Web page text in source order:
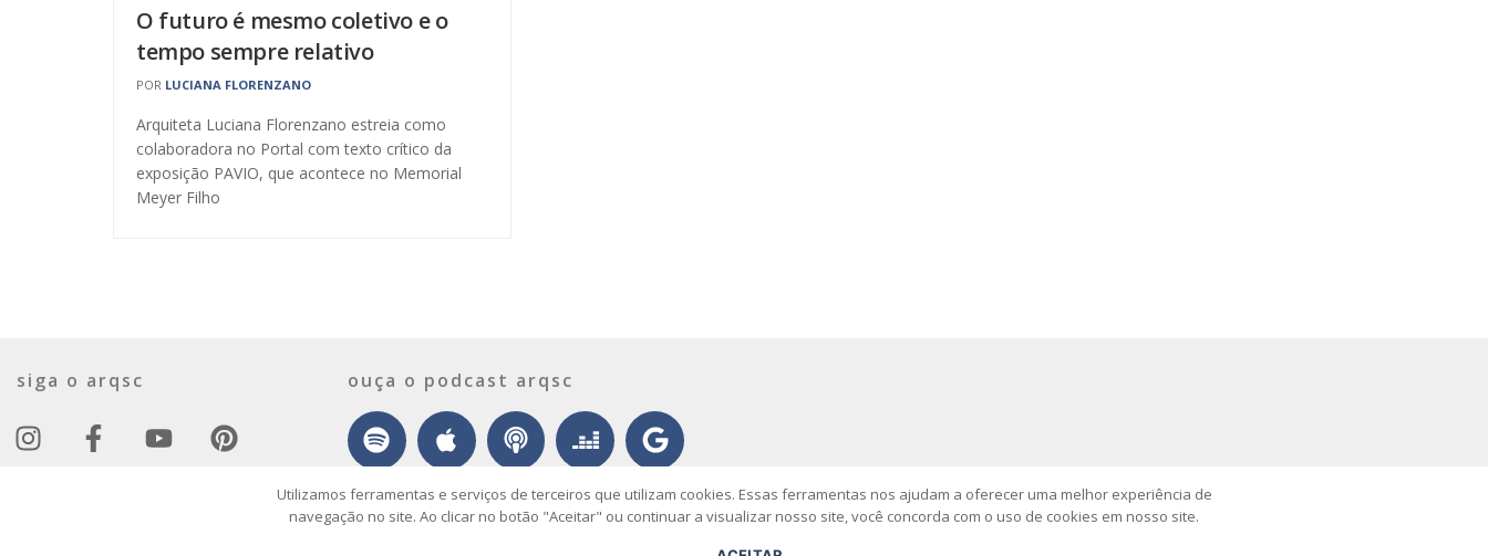
O futuro é mesmo coletivo e o
tempo sempre relativo
POR LUCIANA FLORENZANO
Arquiteta Luciana Florenzano estreia como
colaboradora no Portal com texto crítico da
exposição PAVIO, que acontece no Memorial
Meyer Filho
siga o arqsc ouça o podcast arqsc
Utilizamos ferramentas e serviços de terceiros que utilizam cookies. Essas ferramentas nos ajudam a oferecer uma melhor experiência de
navegação no site. Ao clicar no botão "Aceitar" ou continuar a visualizar nosso site, você concorda com o uso de cookies em nosso site.